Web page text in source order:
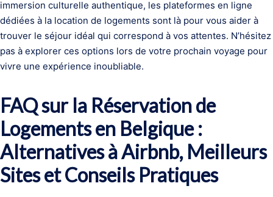
immersion culturelle authentique, les plateformes en ligne
dédiées à la location de logements sont là pour vous aider à
trouver le séjour idéal qui correspond à vos attentes. N’hésitez
pas à explorer ces options lors de votre prochain voyage pour
vivre une expérience inoubliable.
FAQ sur la Réservation de
Logements en Belgique :
Alternatives à Airbnb, Meilleurs
Sites et Conseils Pratiques